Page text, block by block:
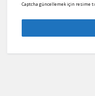
Captcha güncellemek için resime